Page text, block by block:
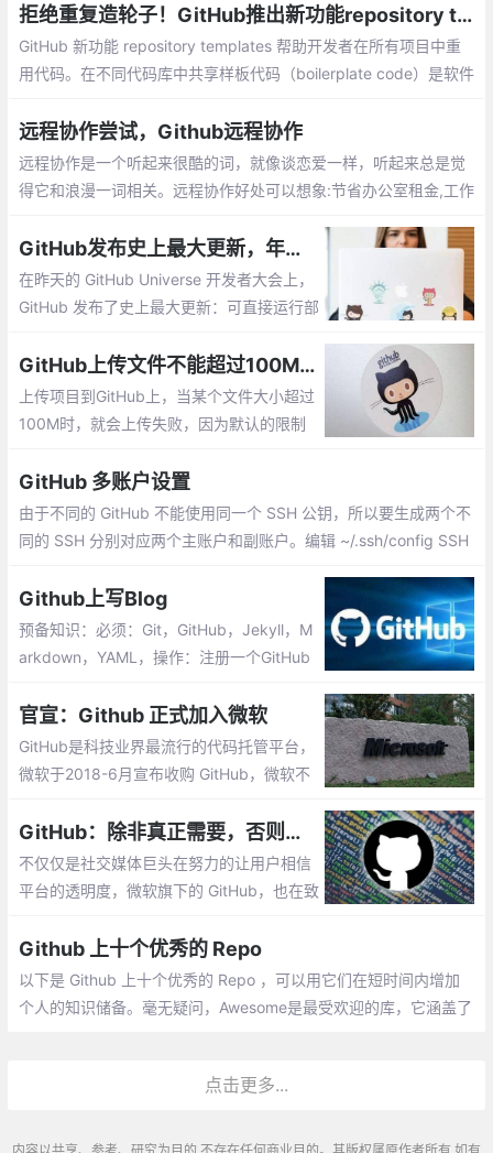
和自己的博客集成起来也比较简单，一个cs
s文件，一个js文件，一段初始化代码就可以
了。
拒绝重复造轮子！GitHub推出新功能repository templates
GitHub 新功能 repository templates 帮助开发者在所有项目中重
用代码。在不同代码库中共享样板代码（boilerplate code）是软件
序员更加高效地完成从想法到程序的转变
远程协作尝试，Github远程协作
远程协作是一个听起来很酷的词，就像谈恋爱一样，听起来总是觉
得它和浪漫一词相关。远程协作好处可以想象:节省办公室租金,工作
GitHub发布史上最大更新，年度报告出炉！
在昨天的 GitHub Universe 开发者大会上，
GitHub 发布了史上最大更新：可直接运行部
8 年的 GitHub 年度报告，包括最热门的开
源项目和编程语言，让我们一起来先睹为
快！
GitHub上传文件不能超过100M的解决办法
上传项目到GitHub上，当某个文件大小超过
100M时，就会上传失败，因为默认的限制
上传超过100M的文件，就需要我们自己去
修改配置。
GitHub 多账户设置
由于不同的 GitHub 不能使用同一个 SSH 公钥，所以要生成两个不
同的 SSH 分别对应两个主账户和副账户。编辑 ~/.ssh/config SSH
程仓库需要这样添加,部署相应的 SSH 公钥到 GitHub 后，尝试在
相应的本地仓库 git push 几个文件测试。
Github上写Blog
预备知识：必须：Git，GitHub，Jekyll，M
arkdown，YAML，操作：注册一个GitHub
ub网站；创建一个空的项目，在项目里面创
建index.md，或者index.html，提交后，博
客首页就建好了。
官宣：Github 正式加入微软
GitHub是科技业界最流行的代码托管平台，
微软于2018-6月宣布收购 GitHub，微软不
在2018-10月Github 正式宣布加入了微软大
家庭
GitHub：除非真正需要，否则我们不会删除您的任何内容
不仅仅是社交媒体巨头在努力的让用户相信
平台的透明度，微软旗下的 GitHub，也在致
员的社区
Github 上十个优秀的 Repo
以下是 Github 上十个优秀的 Repo ，可以用它们在短时间内增加
个人的知识储备。毫无疑问，Awesome是最受欢迎的库，它涵盖了
点击更多...
内容以共享、参考、研究为目的,不存在任何商业目的。其版权属原作者所有,如有